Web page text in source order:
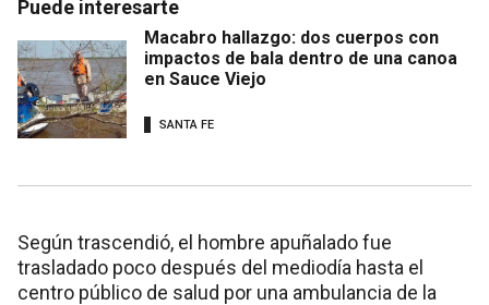
Puede interesarte
Macabro hallazgo: dos cuerpos con
impactos de bala dentro de una canoa
en Sauce Viejo
SANTA FE
Según trascendió, el hombre apuñalado fue
trasladado poco después del mediodía hasta el
centro público de salud por una ambulancia de la